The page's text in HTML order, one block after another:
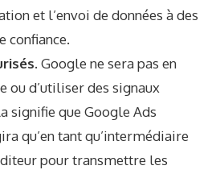
et l’envoi de données à des
confiance.
Google ne sera pas en
ou d’utiliser des signaux
signifie que Google Ads
qu’en tant qu’intermédiaire
pour transmettre les